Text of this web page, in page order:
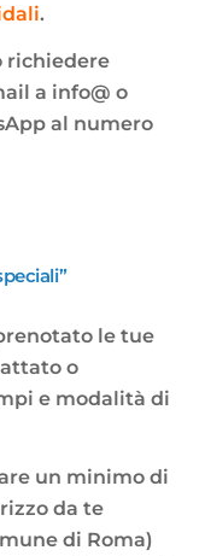
.
richiedere
a info@ o
al numero
le tue
o
e modalità di
un minimo di
da te
di Roma)